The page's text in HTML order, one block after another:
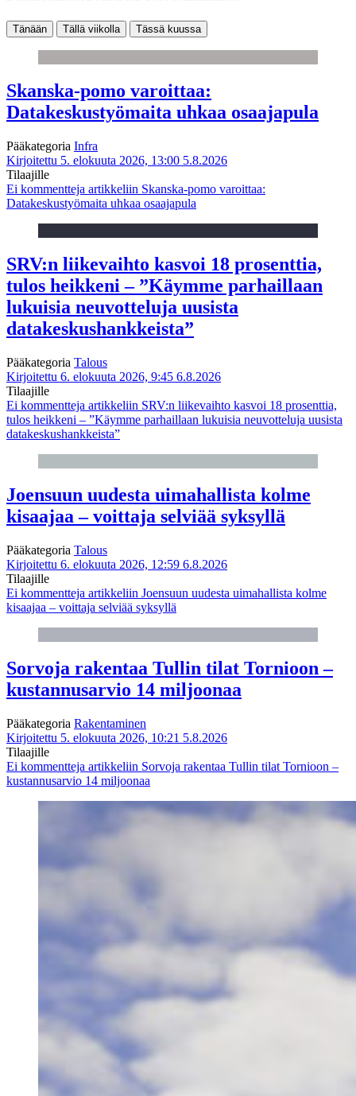
Tänään Tällä viikolla Tässä kuussa
Skanska-pomo varoittaa:
Datakeskustyömaita uhkaa osaajapula
Pääkategoria Infra
Kirjoitettu 5. elokuuta 2026, 13:00 5.8.2026
Tilaajille
Ei kommentteja artikkeliin Skanska-pomo varoittaa:
Datakeskustyömaita uhkaa osaajapula
SRV:n liikevaihto kasvoi 18 prosenttia,
tulos heikkeni – ”Käymme parhaillaan
lukuisia neuvotteluja uusista
datakeskushankkeista”
Pääkategoria Talous
Kirjoitettu 6. elokuuta 2026, 9:45 6.8.2026
Tilaajille
Ei kommentteja artikkeliin SRV:n liikevaihto kasvoi 18 prosenttia,
tulos heikkeni – ”Käymme parhaillaan lukuisia neuvotteluja uusista
datakeskushankkeista”
Joensuun uudesta uimahallista kolme
kisaajaa – voittaja selviää syksyllä
Pääkategoria Talous
Kirjoitettu 6. elokuuta 2026, 12:59 6.8.2026
Tilaajille
Ei kommentteja artikkeliin Joensuun uudesta uimahallista kolme
kisaajaa – voittaja selviää syksyllä
Sorvoja rakentaa Tullin tilat Tornioon –
kustannusarvio 14 miljoonaa
Pääkategoria Rakentaminen
Kirjoitettu 5. elokuuta 2026, 10:21 5.8.2026
Tilaajille
Ei kommentteja artikkeliin Sorvoja rakentaa Tullin tilat Tornioon –
kustannusarvio 14 miljoonaa